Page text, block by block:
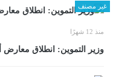
غير مصنف
منذ 12 شهرًا
وزير التموين: انطلاق معارض أهلًا مدارس 2025